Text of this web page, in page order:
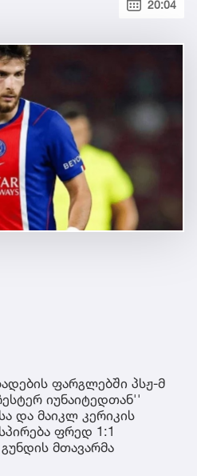
20:04
ფარგლებში პსჟ-მ
იუნაიტედთან''
და მაიკლ კერიკის
ფრედ 1:1
მთავარმა